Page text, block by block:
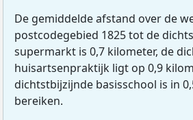
De gemiddelde afstand over de
postcodegebied 1825 tot de
supermarkt is 0,7 kilometer, de
huisartsenpraktijk ligt op 0,9
dichtstbijzijnde basisschool is in
bereiken.